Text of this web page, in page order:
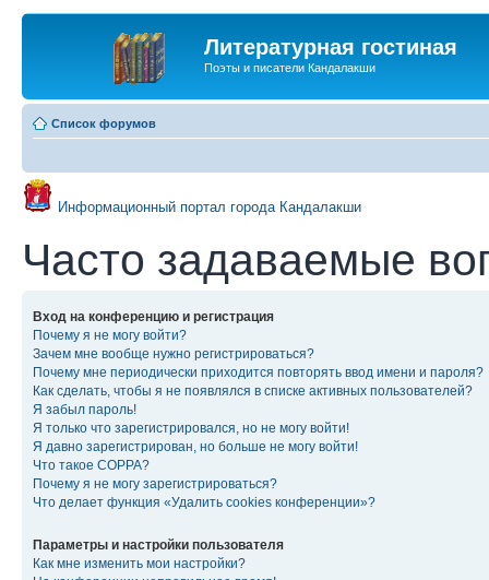
Литературная гостиная
Поэты и писатели Кандалакши
Список форумов
Информационный портал города Кандалакши
Часто задаваемые
Вход на конференцию и регистрация
Почему я не могу войти?
Зачем мне вообще нужно регистрироваться?
Почему мне периодически приходится повторять ввод имени и пароля?
Как сделать, чтобы я не появлялся в списке активных пользователей?
Я забыл пароль!
Я только что зарегистрировался, но не могу войти!
Я давно зарегистрирован, но больше не могу войти!
Что такое COPPA?
Почему я не могу зарегистрироваться?
Что делает функция «Удалить cookies конференции»?
Параметры и настройки пользователя
Как мне изменить мои настройки?